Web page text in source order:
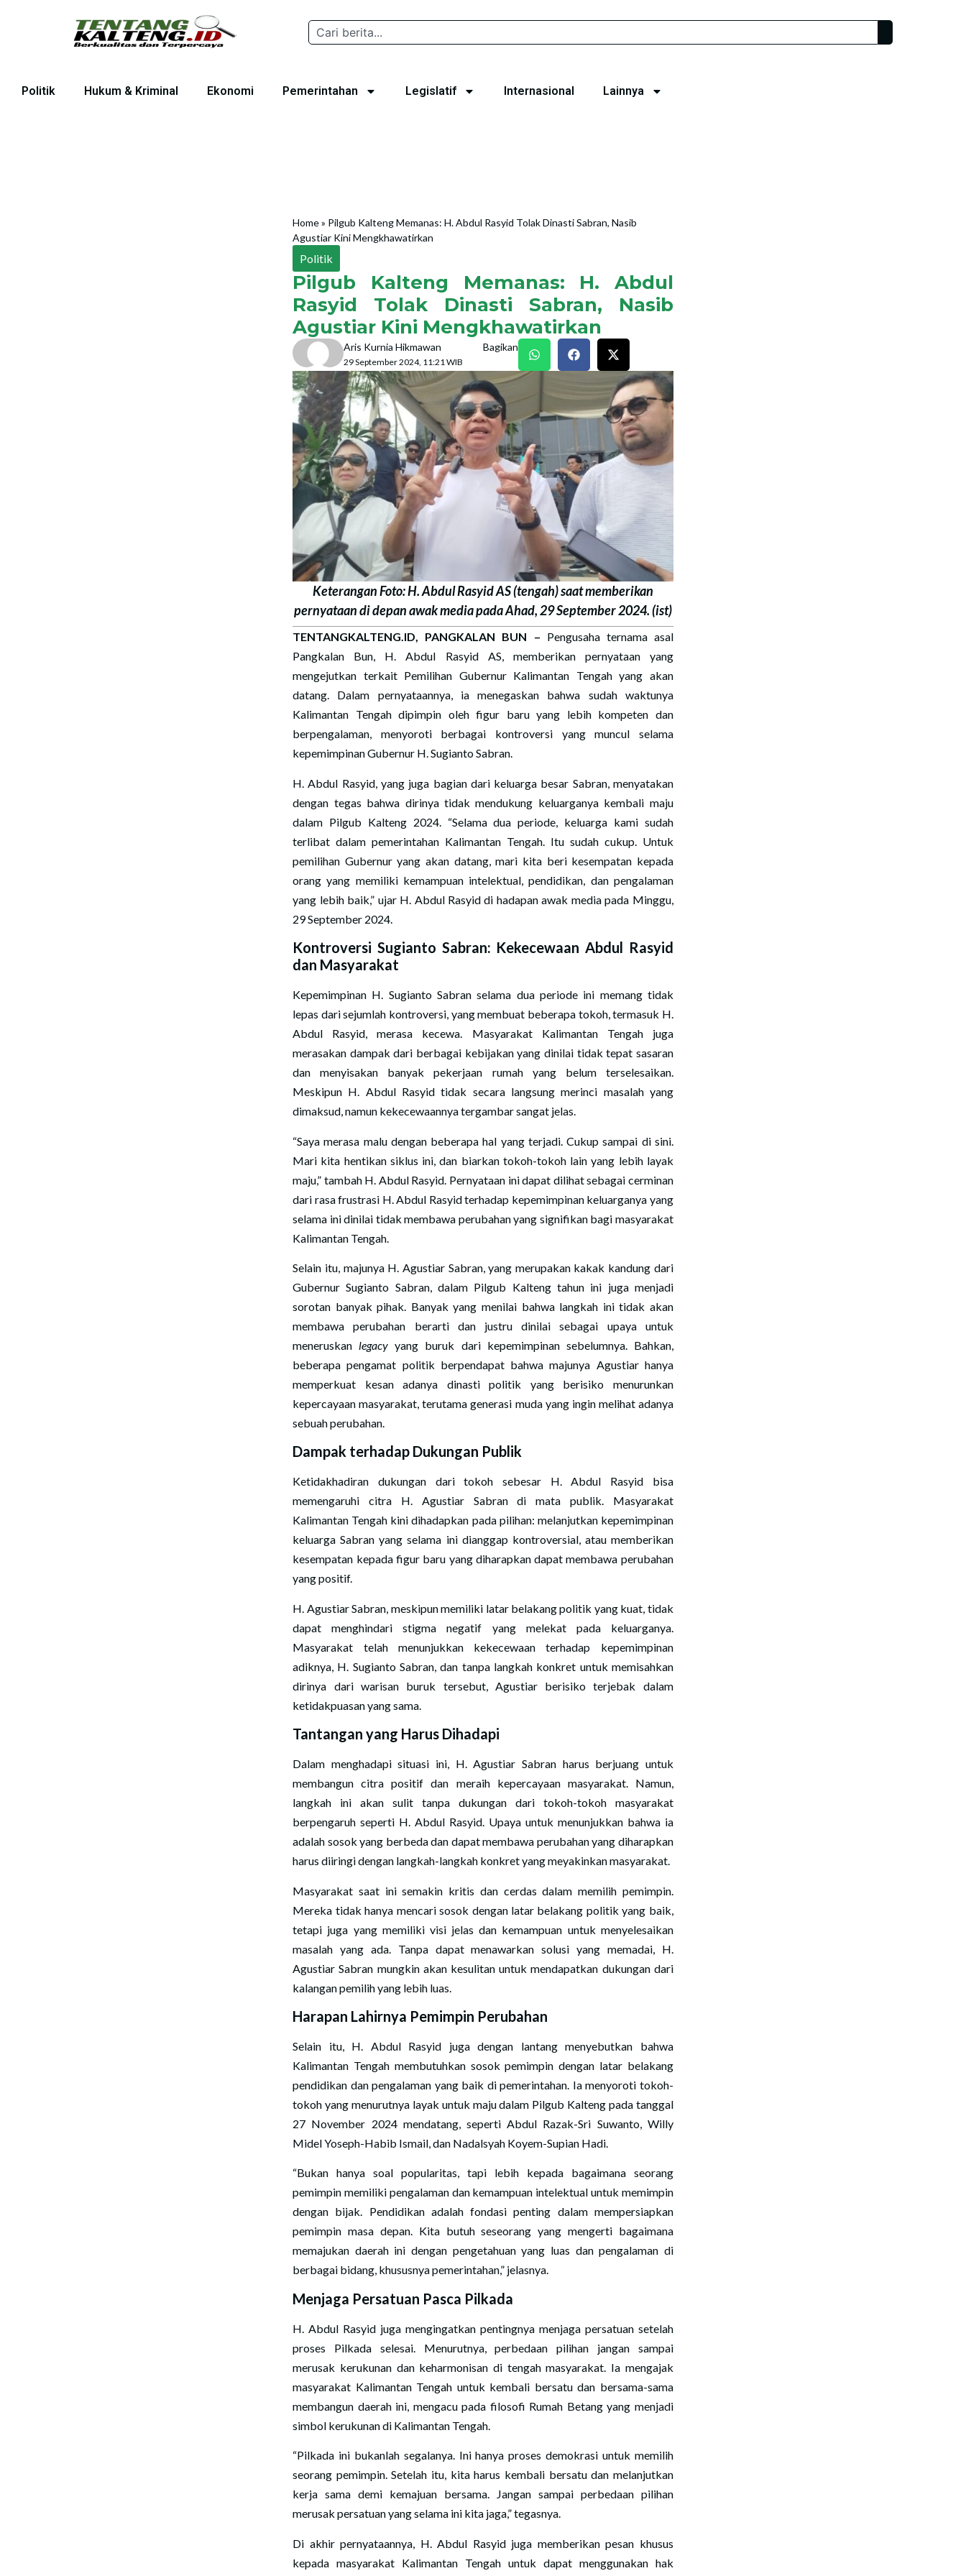
Politik Hukum & Kriminal Ekonomi Pemerintahan Legislatif Internasional Lainnya
Home» Pilgub Kalteng Memanas: H. Abdul Rasyid Tolak Dinasti Sabran, Nasib
Agustiar Kini Mengkhawatirkan
Politik
Pilgub Kalteng Memanas: H. Abdul
Rasyid Tolak Dinasti Sabran, Nasib
Agustiar Kini Mengkhawatirkan
Aris Kurnia Hikmawan
29 September 2024, 11:21 WIB
Bagikan
Keterangan Foto: H. Abdul Rasyid AS (tengah) saat memberikan
pernyataan di depan awak media pada Ahad, 29 September 2024. (ist)
TENTANGKALTENG.ID, PANGKALAN BUN – Pengusaha ternama asal
Pangkalan Bun, H. Abdul Rasyid AS, memberikan pernyataan yang
mengejutkan terkait Pemilihan Gubernur Kalimantan Tengah yang akan
datang. Dalam pernyataannya, ia menegaskan bahwa sudah waktunya
Kalimantan Tengah dipimpin oleh figur baru yang lebih kompeten dan
berpengalaman, menyoroti berbagai kontroversi yang muncul selama
kepemimpinan Gubernur H. Sugianto Sabran.
H. Abdul Rasyid, yang juga bagian dari keluarga besar Sabran, menyatakan
dengan tegas bahwa dirinya tidak mendukung keluarganya kembali maju
dalam Pilgub Kalteng 2024. “Selama dua periode, keluarga kami sudah
terlibat dalam pemerintahan Kalimantan Tengah. Itu sudah cukup. Untuk
pemilihan Gubernur yang akan datang, mari kita beri kesempatan kepada
orang yang memiliki kemampuan intelektual, pendidikan, dan pengalaman
yang lebih baik,” ujar H. Abdul Rasyid di hadapan awak media pada Minggu,
29 September 2024.
Kontroversi Sugianto Sabran: Kekecewaan Abdul Rasyid
dan Masyarakat
Kepemimpinan H. Sugianto Sabran selama dua periode ini memang tidak
lepas dari sejumlah kontroversi, yang membuat beberapa tokoh, termasuk H.
Abdul Rasyid, merasa kecewa. Masyarakat Kalimantan Tengah juga
merasakan dampak dari berbagai kebijakan yang dinilai tidak tepat sasaran
dan menyisakan banyak pekerjaan rumah yang belum terselesaikan.
Meskipun H. Abdul Rasyid tidak secara langsung merinci masalah yang
dimaksud, namun kekecewaannya tergambar sangat jelas.
“Saya merasa malu dengan beberapa hal yang terjadi. Cukup sampai di sini.
Mari kita hentikan siklus ini, dan biarkan tokoh-tokoh lain yang lebih layak
maju,” tambah H. Abdul Rasyid. Pernyataan ini dapat dilihat sebagai cerminan
dari rasa frustrasi H. Abdul Rasyid terhadap kepemimpinan keluarganya yang
selama ini dinilai tidak membawa perubahan yang signifikan bagi masyarakat
Kalimantan Tengah.
Selain itu, majunya H. Agustiar Sabran, yang merupakan kakak kandung dari
Gubernur Sugianto Sabran, dalam Pilgub Kalteng tahun ini juga menjadi
sorotan banyak pihak. Banyak yang menilai bahwa langkah ini tidak akan
membawa perubahan berarti dan justru dinilai sebagai upaya untuk
meneruskanlegacy yang buruk dari kepemimpinan sebelumnya. Bahkan,
beberapa pengamat politik berpendapat bahwa majunya Agustiar hanya
memperkuat kesan adanya dinasti politik yang berisiko menurunkan
kepercayaan masyarakat, terutama generasi muda yang ingin melihat adanya
sebuah perubahan.
Dampak terhadap Dukungan Publik
Ketidakhadiran dukungan dari tokoh sebesar H. Abdul Rasyid bisa
memengaruhi citra H. Agustiar Sabran di mata publik. Masyarakat
Kalimantan Tengah kini dihadapkan pada pilihan: melanjutkan kepemimpinan
keluarga Sabran yang selama ini dianggap kontroversial, atau memberikan
kesempatan kepada figur baru yang diharapkan dapat membawa perubahan
yang positif.
H. Agustiar Sabran, meskipun memiliki latar belakang politik yang kuat, tidak
dapat menghindari stigma negatif yang melekat pada keluarganya.
Masyarakat telah menunjukkan kekecewaan terhadap kepemimpinan
adiknya, H. Sugianto Sabran, dan tanpa langkah konkret untuk memisahkan
dirinya dari warisan buruk tersebut, Agustiar berisiko terjebak dalam
ketidakpuasan yang sama.
Tantangan yang Harus Dihadapi
Dalam menghadapi situasi ini, H. Agustiar Sabran harus berjuang untuk
membangun citra positif dan meraih kepercayaan masyarakat. Namun,
langkah ini akan sulit tanpa dukungan dari tokoh-tokoh masyarakat
berpengaruh seperti H. Abdul Rasyid. Upaya untuk menunjukkan bahwa ia
adalah sosok yang berbeda dan dapat membawa perubahan yang diharapkan
harus diiringi dengan langkah-langkah konkret yang meyakinkan masyarakat.
Masyarakat saat ini semakin kritis dan cerdas dalam memilih pemimpin.
Mereka tidak hanya mencari sosok dengan latar belakang politik yang baik,
tetapi juga yang memiliki visi jelas dan kemampuan untuk menyelesaikan
masalah yang ada. Tanpa dapat menawarkan solusi yang memadai, H.
Agustiar Sabran mungkin akan kesulitan untuk mendapatkan dukungan dari
kalangan pemilih yang lebih luas.
Harapan Lahirnya Pemimpin Perubahan
Selain itu, H. Abdul Rasyid juga dengan lantang menyebutkan bahwa
Kalimantan Tengah membutuhkan sosok pemimpin dengan latar belakang
pendidikan dan pengalaman yang baik di pemerintahan. Ia menyoroti tokoh-
tokoh yang menurutnya layak untuk maju dalam Pilgub Kalteng pada tanggal
27 November 2024 mendatang, seperti Abdul Razak-Sri Suwanto, Willy
Midel Yoseph-Habib Ismail, dan Nadalsyah Koyem-Supian Hadi.
“Bukan hanya soal popularitas, tapi lebih kepada bagaimana seorang
pemimpin memiliki pengalaman dan kemampuan intelektual untuk memimpin
dengan bijak. Pendidikan adalah fondasi penting dalam mempersiapkan
pemimpin masa depan. Kita butuh seseorang yang mengerti bagaimana
memajukan daerah ini dengan pengetahuan yang luas dan pengalaman di
berbagai bidang, khususnya pemerintahan,” jelasnya.
Menjaga Persatuan Pasca Pilkada
H. Abdul Rasyid juga mengingatkan pentingnya menjaga persatuan setelah
proses Pilkada selesai. Menurutnya, perbedaan pilihan jangan sampai
merusak kerukunan dan keharmonisan di tengah masyarakat. Ia mengajak
masyarakat Kalimantan Tengah untuk kembali bersatu dan bersama-sama
membangun daerah ini, mengacu pada filosofi Rumah Betang yang menjadi
simbol kerukunan di Kalimantan Tengah.
“Pilkada ini bukanlah segalanya. Ini hanya proses demokrasi untuk memilih
seorang pemimpin. Setelah itu, kita harus kembali bersatu dan melanjutkan
kerja sama demi kemajuan bersama. Jangan sampai perbedaan pilihan
merusak persatuan yang selama ini kita jaga,” tegasnya.
Di akhir pernyataannya, H. Abdul Rasyid juga memberikan pesan khusus
kepada masyarakat Kalimantan Tengah untuk dapat menggunakan hak